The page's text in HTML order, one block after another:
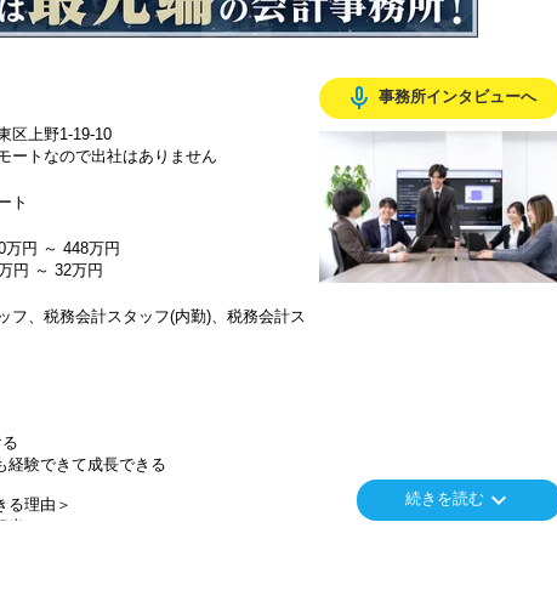
えるので、以前より成長スピードが上がったと感じています。
風通しの良い職場だと感じています。
い方
たい方
区上野1-19-10
ートなので出社はありません
ト
万円 ～ 448万円
円 ～ 32万円
フ、税務会計スタッフ(内勤)、税務会計ス
mic_none 事務所インタビューへ
経験できて成長できる
る理由＞
当
続きを読む keyboard_arrow_down